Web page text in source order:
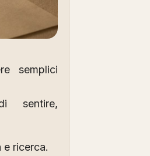
semplici
sentire,
ricerca.